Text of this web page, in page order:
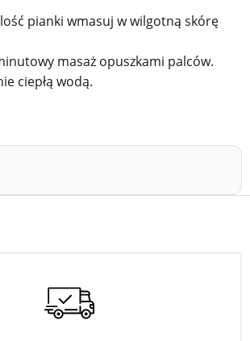
pianki wmasuj w wilgotną skórę
masaż opuszkami palców.
ciepłą wodą.